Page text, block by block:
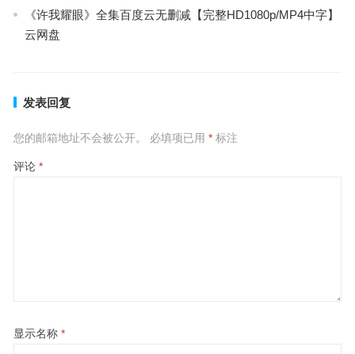
《许我耀眼》全集百度云无删减【完整HD1080p/MP4中字】
云网盘
发表回复
您的邮箱地址不会被公开。 必填项已用 *标注
评论 *
显示名称 *